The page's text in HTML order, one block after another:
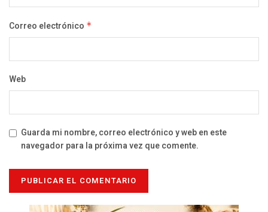
Correo electrónico *
Web
Guarda mi nombre, correo electrónico y web en este
navegador para la próxima vez que comente.